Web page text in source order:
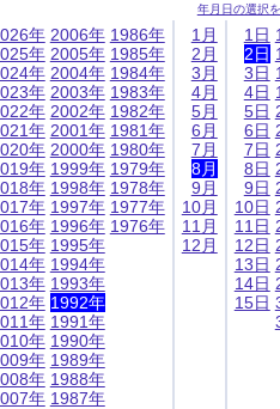
年月日の選択
年
年
年
年
年
年
年
年
年
年
年
年
年
年
年
年
年
年
年
年
2006年
2005年
2004年
2003年
2002年
2001年
2000年
1999年
1998年
1997年
1996年
1995年
1994年
1993年
1992年
1991年
1990年
1989年
1988年
1987年
1986年
1985年
1984年
1983年
1982年
1981年
1980年
1979年
1978年
1977年
1976年
1月
2月
3月
4月
5月
6月
7月
8月
9月
10月
11月
12月
1日
2日
3日
4日
5日
6日
7日
8日
9日
10日
11日
12日
13日
14日
15日